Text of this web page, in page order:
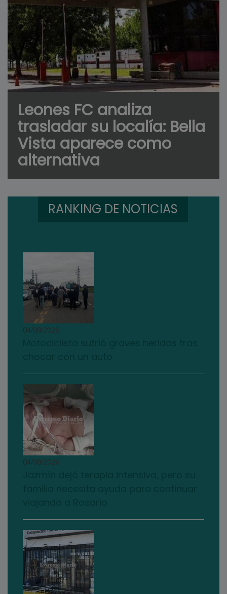
Leones FC analiza
trasladar su localía: Bella
Vista aparece como
alternativa
RANKING DE NOTICIAS
04/08/2026
04/08/2026